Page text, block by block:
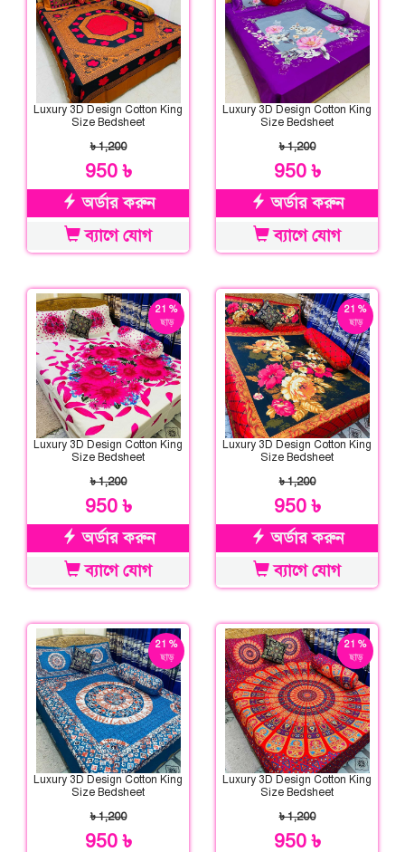
Luxury 3D Design Cotton King
Size Bedsheet
৳ 1,200
950 ৳
অর্ডার করুন
ব্যাগে যোগ
Luxury 3D Design Cotton King
Size Bedsheet
৳ 1,200
950 ৳
অর্ডার করুন
ব্যাগে যোগ
21 %
ছাড়
Luxury 3D Design Cotton King
Size Bedsheet
৳ 1,200
950 ৳
অর্ডার করুন
ব্যাগে যোগ
21 %
ছাড়
Luxury 3D Design Cotton King
Size Bedsheet
৳ 1,200
950 ৳
অর্ডার করুন
ব্যাগে যোগ
21 %
ছাড়
Luxury 3D Design Cotton King
Size Bedsheet
৳ 1,200
950 ৳
21 %
ছাড়
Luxury 3D Design Cotton King
Size Bedsheet
৳ 1,200
950 ৳